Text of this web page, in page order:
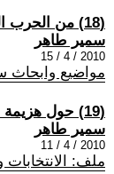
(18) من الحرب الباردة إلى الحرب الخفية
سمير طاهر
2010 / 4 / 15
مواضيع وابحاث
(19) حول هزيمة اليسار العراقي .. شكراً لعبد الله خليفة !
سمير طاهر
2010 / 4 / 11
ملف: الانتخابات